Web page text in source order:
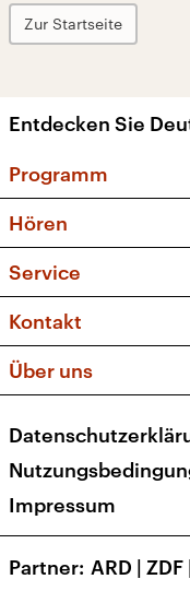
Zur Startseite
Entdecken Sie
Programm
Sendungen
Musikliste
Kakadu –
Hören
Frequenzen
Service
FAQ
Apps
Newsletter
Kontakt
Social Media
Über uns
Presse
Karriere
Transparenz
Impressum
Partner ARD | ZDF